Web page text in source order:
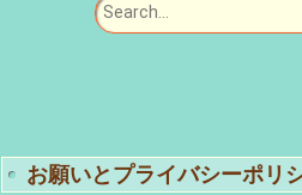
お願いとプライバシーポリ